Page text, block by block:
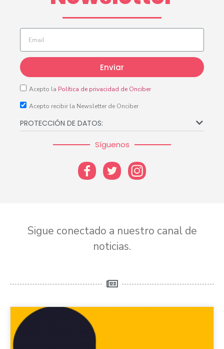
Acepto la Política de privacidad de Onciber
Acepto recibir la Newsletter de Onciber
Enviar
PROTECCIÓN DE DATOS:
Síguenos
Sigue conectado a nuestro canal de
noticias.